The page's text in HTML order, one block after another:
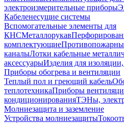
электроизмерительные приборы
Кабеленесущие системы
Вспомогательные элементы для
КНСМеталлорукав
комплектующие
каналыЛотки кабельные
аксессуарыИзделия для
Приборы обогрева и вентиляции
Теплый пол и греющий кабель
теплотехникаПриборы
кондиционированияТЭНы,
Молниезащита и заземление
Устройства молниезащиты